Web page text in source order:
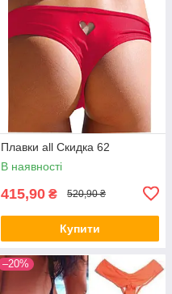
Плавки all Скидка 62
В наявності
415,90 ₴ 520,90 ₴
Купити
–20%